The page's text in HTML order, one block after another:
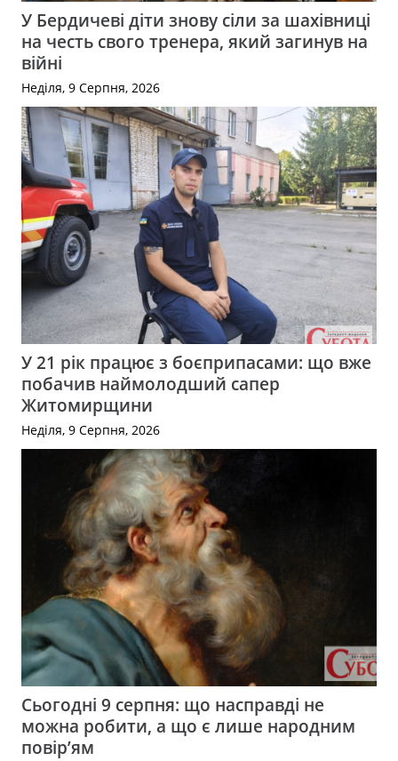
У Бердичеві діти знову сіли за шахівниці
на честь свого тренера, який загинув на
війні
Неділя, 9 Серпня, 2026
У 21 рік працює з боєприпасами: що вже
побачив наймолодший сапер
Житомирщини
Неділя, 9 Серпня, 2026
Сьогодні 9 серпня: що насправді не
можна робити, а що є лише народним
повір’ям